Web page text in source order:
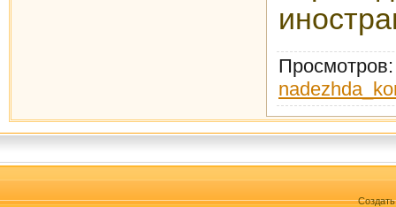
Просмотров